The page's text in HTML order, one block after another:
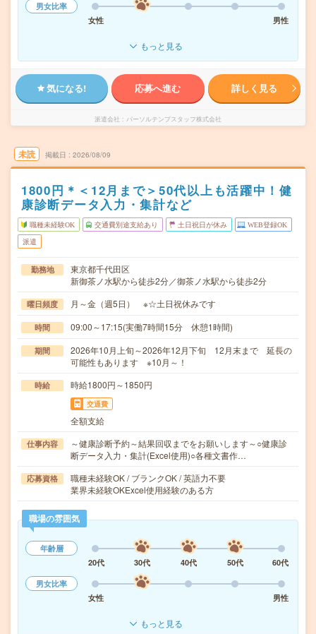
男女比率
女性
男性
もっと見る
気になる! 応募へ進む 詳しく見る
派遣会社 パーソルテンプスタッフ株式会社
未読 掲載日 2026/08/09
1800円＊＜12月まで＞50代以上も活躍中！健
康診断データ入力・集計など
職種未経験OK 交通費別途支給あり 土日祝日が休み WEB登録OK
派遣
勤務地
東京都千代田区
新御茶ノ水駅から徒歩2分／御茶ノ水駅から徒歩2分
曜日頻度 月～金（週5日） ※☆土日祝休みです
時間 09:00～17:15(実働7時間15分 休憩1時間)
期間
2026年10月上旬～2026年12月下旬 12月末まで 延長の
可能性もあります ※10月～！
時給 時給1800円～1850円
交通費
全額支給
仕事内容
～健康診断予約～結果回収までをお願いします～○健康診
断データ入力・集計(Excel使用)○各種文書作…
応募資格
職種未経験OK / ブランクOK / 英語力不要
業界未経験OKExcel使用経験のある方
職場の雰囲気
年齢層
20代
30代 40代 50代
60代
男女比率
女性
男性
もっと見る